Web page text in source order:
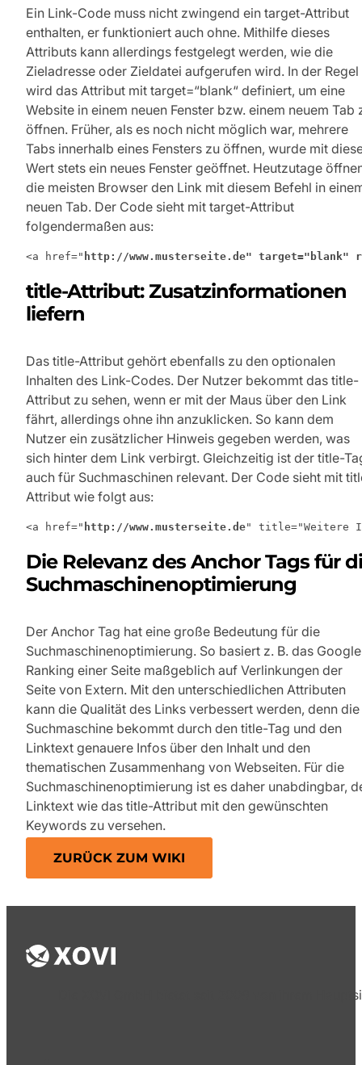
Ein Link-Code muss nicht zwingend ein target-Attribut
enthalten, er funktioniert auch ohne. Mithilfe dieses
Attributs kann allerdings festgelegt werden, wie die
Zieladresse oder Zieldatei aufgerufen wird. In der Regel
wird das Attribut mit target=“blank“ definiert, um eine
Website in einem neuen Fenster bzw. einem neuem Tab
öffnen. Früher, als es noch nicht möglich war, mehrere
Tabs innerhalb eines Fensters zu öffnen, wurde mit
Wert stets ein neues Fenster geöffnet. Heutzutage
die meisten Browser den Link mit diesem Befehl in
neuen Tab. Der Code sieht mit target-Attribut
folgendermaßen aus:
<a href=" http://www.musterseite.de" target="blank"
title-Attribut: Zusatzinformationen
liefern
Das title-Attribut gehört ebenfalls zu den optionalen
Inhalten des Link-Codes. Der Nutzer bekommt das title-
Attribut zu sehen, wenn er mit der Maus über den Link
fährt, allerdings ohne ihn anzuklicken. So kann dem
Nutzer ein zusätzlicher Hinweis gegeben werden, was
sich hinter dem Link verbirgt. Gleichzeitig ist der title-
auch für Suchmaschinen relevant. Der Code sieht mit
Attribut wie folgt aus:
<a href=" http://www.musterseite.de" title="Weitere
Die Relevanz des Anchor Tags für
Suchmaschinenoptimierung
Der Anchor Tag hat eine große Bedeutung für die
Suchmaschinenoptimierung. So basiert z. B. das
Ranking einer Seite maßgeblich auf Verlinkungen der
Seite von Extern. Mit den unterschiedlichen Attributen
kann die Qualität des Links verbessert werden, denn die
Suchmaschine bekommt durch den title-Tag und den
Linktext genauere Infos über den Inhalt und den
thematischen Zusammenhang von Webseiten. Für die
Suchmaschinenoptimierung ist es daher unabdingbar,
Linktext wie das title-Attribut mit den gewünschten
Keywords zu versehen.
ZURÜCK ZUM WIKI
Die XOVI GmbH bietet seit 2009 von ihrem